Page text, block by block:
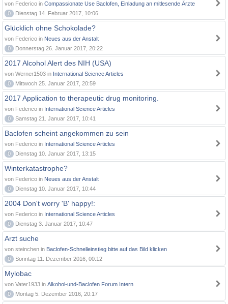
von Federico in Compassionate Use Baclofen, Einladung an mitlesende Ärzte
0
Dienstag 14. Februar 2017, 10:06
Glücklich ohne Schokolade?
von Federico in Neues aus der Anstalt
0
Donnerstag 26. Januar 2017, 20:22
2017 Alcohol Alert des NIH (USA)
von Werner1503 in International Science Articles
0
Mittwoch 25. Januar 2017, 20:59
2017 Application to therapeutic drug monitoring.
von Federico in International Science Articles
0
Samstag 21. Januar 2017, 10:41
Baclofen scheint angekommen zu sein
von Federico in International Science Articles
0
Dienstag 10. Januar 2017, 13:15
Winterkatastrophe?
von Federico in Neues aus der Anstalt
0
Dienstag 10. Januar 2017, 10:44
2004 Don't worry 'B' happy!:
von Federico in International Science Articles
0
Dienstag 3. Januar 2017, 10:47
Arzt suche
von steinchen in Baclofen-Schnelleinstieg bitte auf das Bild klicken
0
Sonntag 11. Dezember 2016, 00:12
Mylobac
von Vater1933 in Alkohol-und-Baclofen Forum Intern
0
Montag 5. Dezember 2016, 20:17